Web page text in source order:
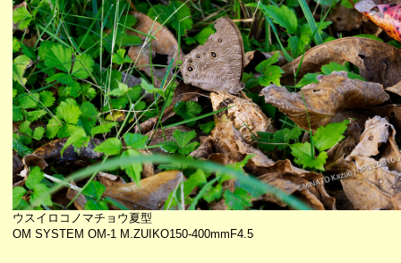
ウスイロコノマチョウ夏型
OM SYSTEM OM-1 M.ZUIKO150-400mmF4.5